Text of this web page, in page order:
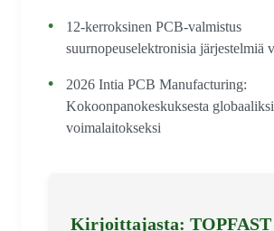
12-kerroksinen PCB-valmistus
suurnopeuselektronisia järjestelmiä
2026 Intia PCB Manufacturing:
Kokoonpanokeskuksesta globaaliksi
voimalaitokseksi
Kirjoittajasta: TOPFAST